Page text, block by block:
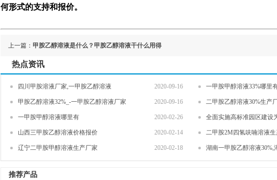
何形式的支持和报价。
上一篇： 甲胺乙醇溶液是什么？甲胺乙醇溶液干什么用得
热点资讯
2020-09-16
四川甲胺溶液厂家,一甲胺乙醇溶液 一甲胺甲醇溶液33%哪里
2020-09-16
甲胺乙醇溶液32%_-一甲胺乙醇溶液厂家 二甲胺乙醇溶液30%生产
2020-02-26
一甲胺甲醇溶液哪里有 全面实施高标准园区建设
2020-02-14
山西三甲胺乙醇溶液价格报价 二甲胺2M四氢呋喃溶液生
2020-02-18
辽宁二甲胺甲醇溶液生产厂家 湖南一甲胺乙醇溶液30%,
推荐产品